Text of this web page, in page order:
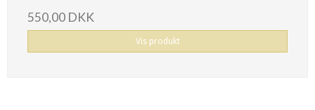
550,00 DKK
Vis produkt